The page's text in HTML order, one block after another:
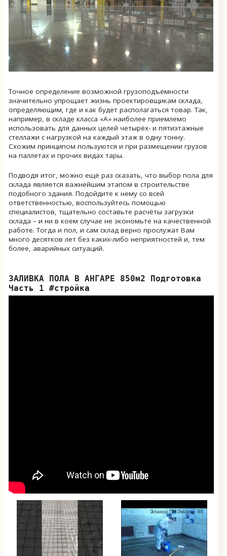
Точное определение возможной грузоподъёмности
значительно упрощает жизнь проектировщикам склада,
определяющим, где и как будет располагаться товар. Так,
например, в складе класса «А» наиболее приемлемо
использовать для данных целей четырёх- и пятиэтажные
стеллажи с нагрузкой на каждый этаж в одну тонну.
Схожим принципом пользуются и при размещении грузов
на паллетах и прочих видах тары.
Подводя итог, можно ещё раз сказать, что выбор пола для
склада является важнейшим этапом в строительстве
подобного здания. Подойдите к нему со всей
ответственностью, воспользуйтесь помощью
специалистов, тщательно составьте расчёты загрузки
склада – и ни в коем случае не экономьте на качественной
работе. Тогда и пол, и сам склад верно прослужат Вам
много десятков лет без каких-либо неприятностей и, тем
более, аварийных ситуаций.
ЗАЛИВКА ПОЛА В АНГАРЕ 850м2 Подготовка
Часть 1 #стройка